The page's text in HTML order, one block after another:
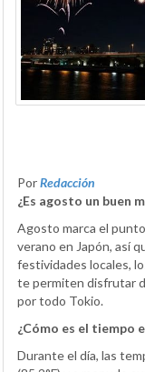
PorRedacción
¿Es agosto un buen
Agosto marca el
verano en Japón, así
festividades locales,
te permiten disfrutar
por todo Tokio.
¿Cómo es el tiempo
Durante el día, las